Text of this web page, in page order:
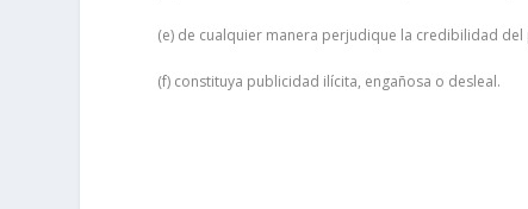
(e) de cualquier manera perjudique la credibilidad
(f) constituya publicidad ilícita, engañosa o desleal.